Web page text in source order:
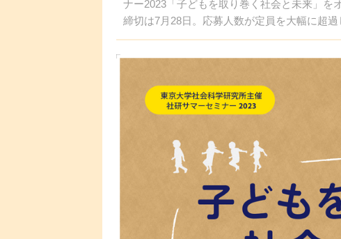
ナー2023「子どもを取り巻く社会と未来」を
締切は7月28日。応募人数が定員を大幅に超